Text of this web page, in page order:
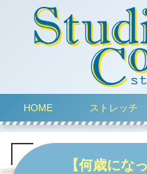
HOME ストレッチ
【何歳にな